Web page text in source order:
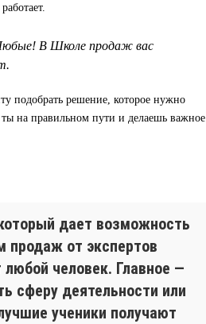
В Школе продаж вас
подобрать решение, которое нужно
на правильном пути и делаешь важное
дает возможность
продаж от экспертов
человек. Главное —
сферу деятельности или
ученики получают